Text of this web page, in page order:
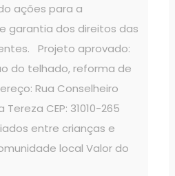
ações para a
garantia dos direitos das
Projeto aprovado:
do telhado, reforma de
Rua Conselheiro
CEP: 31010-265
entre crianças e
local Valor do